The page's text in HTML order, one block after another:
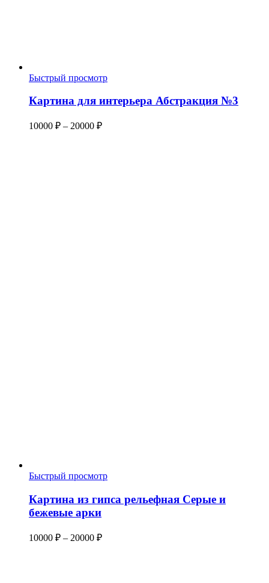
Быстрый просмотр
Картина для интерьера Абстракция №3
10000 ₽ – 20000 ₽Диапазон
Быстрый просмотр
Картина из гипса рельефная Серые и
бежевые арки
10000 ₽ – 20000 ₽Диапазон